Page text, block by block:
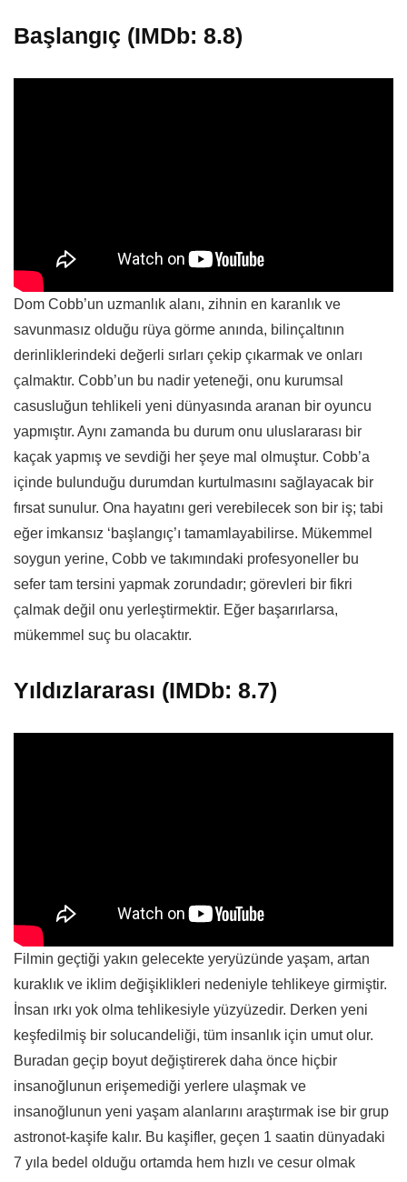
Başlangıç (IMDb: 8.8)
Dom Cobb’un uzmanlık alanı, zihnin en karanlık ve
savunmasız olduğu rüya görme anında, bilinçaltının
derinliklerindeki değerli sırları çekip çıkarmak ve onları
çalmaktır. Cobb’un bu nadir yeteneği, onu kurumsal
casusluğun tehlikeli yeni dünyasında aranan bir oyuncu
yapmıştır. Aynı zamanda bu durum onu uluslararası bir
kaçak yapmış ve sevdiği her şeye mal olmuştur. Cobb’a
içinde bulunduğu durumdan kurtulmasını sağlayacak bir
fırsat sunulur. Ona hayatını geri verebilecek son bir iş; tabi
eğer imkansız ‘başlangıç’ı tamamlayabilirse. Mükemmel
soygun yerine, Cobb ve takımındaki profesyoneller bu
sefer tam tersini yapmak zorundadır; görevleri bir fikri
çalmak değil onu yerleştirmektir. Eğer başarırlarsa,
mükemmel suç bu olacaktır.
Yıldızlararası (IMDb: 8.7)
Filmin geçtiği yakın gelecekte yeryüzünde yaşam, artan
kuraklık ve iklim değişiklikleri nedeniyle tehlikeye girmiştir.
İnsan ırkı yok olma tehlikesiyle yüzyüzedir. Derken yeni
keşfedilmiş bir solucandeliği, tüm insanlık için umut olur.
Buradan geçip boyut değiştirerek daha önce hiçbir
insanoğlunun erişemediği yerlere ulaşmak ve
insanoğlunun yeni yaşam alanlarını araştırmak ise bir grup
astronot-kaşife kalır. Bu kaşifler, geçen 1 saatin dünyadaki
7 yıla bedel olduğu ortamda hem hızlı ve cesur olmak